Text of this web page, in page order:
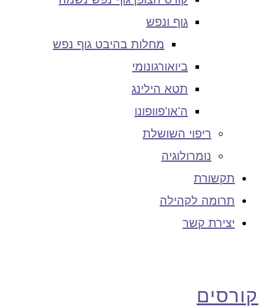
גוף ונפש
מחלות בהיבט גוף נפש
ביואורגונומי
תטא הילינג
ה'או'פוופונו
ריפוי השושלת
נומרולוגיה
תקשורת
תרומה לקהילה
יצירת קשר
קורסים